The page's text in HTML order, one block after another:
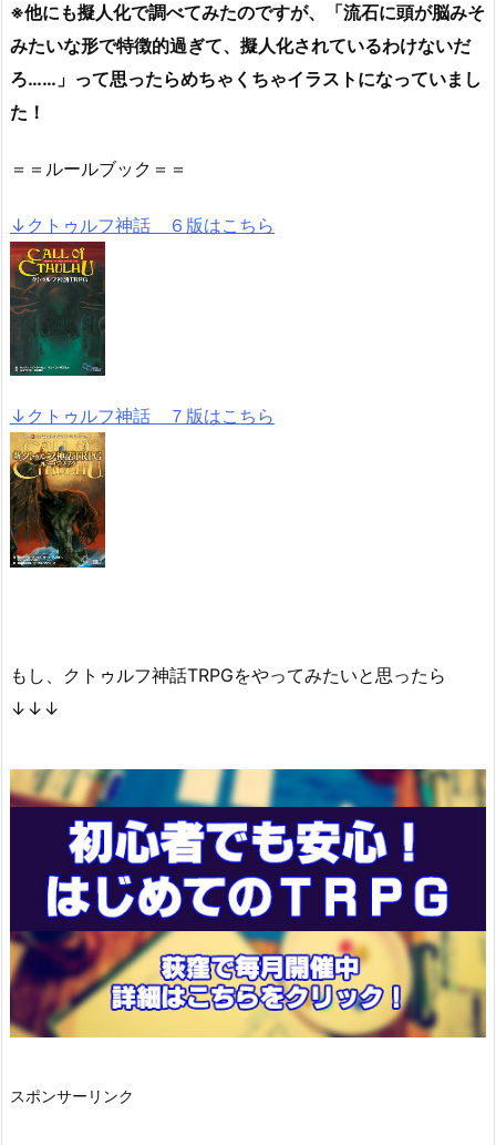
※他にも擬人化で調べてみたのですが、「流石に頭が脳みそ
みたいな形で特徴的過ぎて、擬人化されているわけないだ
ろ……」って思ったらめちゃくちゃイラストになっていまし
た！
＝＝ルールブック＝＝
↓クトゥルフ神話 ６版はこちら
↓クトゥルフ神話 ７版はこちら
もし、クトゥルフ神話TRPGをやってみたいと思ったら
↓↓↓
スポンサーリンク